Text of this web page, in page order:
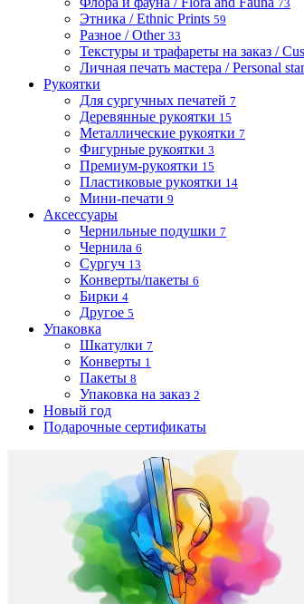
73
Этника / Ethnic Prints 59
Разное / Other 33
Текстуры и трафареты на заказ /
Личная печать мастера / Personal
Рукоятки
Для сургучных печатей 7
Деревянные рукоятки 15
Металлические рукоятки 7
Фигурные рукоятки 3
Премиум-рукоятки 15
Пластиковые рукоятки 14
Мини-печати 9
Аксессуары
Чернильные подушки 7
Чернила 6
Сургуч 13
Конверты/пакеты 6
Бирки 4
Другое 5
Упаковка
Шкатулки 7
Конверты 1
Пакеты 8
Упаковка на заказ 2
Новый год
Подарочные сертификаты